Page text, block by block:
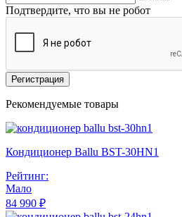
Подтвердите, что вы не робот
Регистрация
Рекомендуемые товары
Кондиционер Ballu BST-30HN1
Рейтинг:
Мало
84 990 ₽